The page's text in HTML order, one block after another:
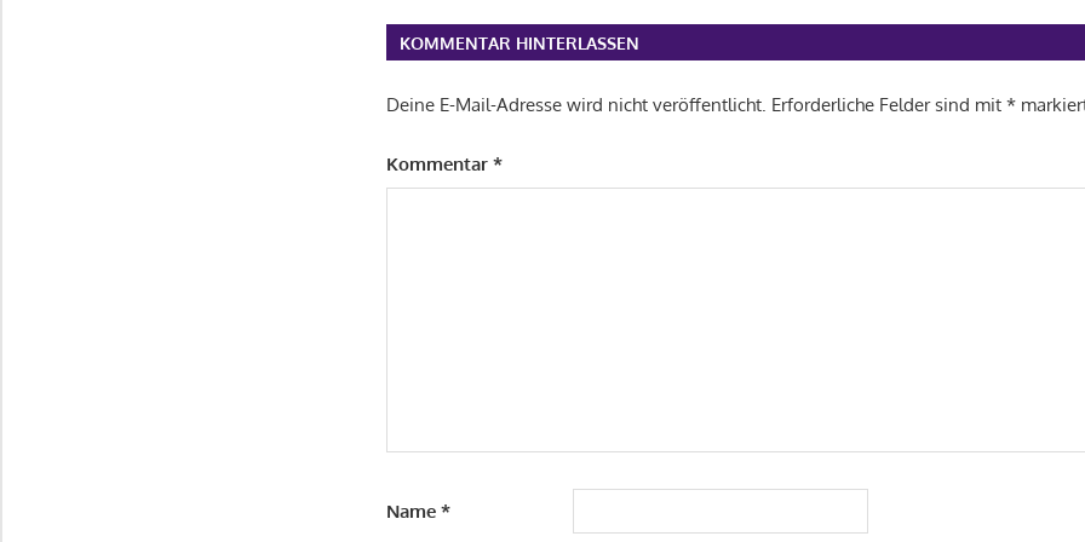
KOMMENTAR HINTERLASSEN
Deine E-Mail-Adresse wird nicht veröffentlicht. Erforderliche Felder sind mit*
Kommentar*
Name*